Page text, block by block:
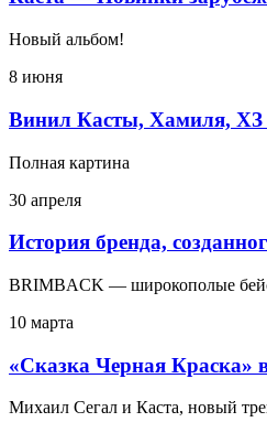
Новый альбом!
8 июня
Винил Касты, Хамиля, ХЗ
Полная картина
30 апреля
История бренда,
BRIMBACK — широкополые
10 марта
«Сказка Черная Краска»
Михаил Сегал и Каста, новый